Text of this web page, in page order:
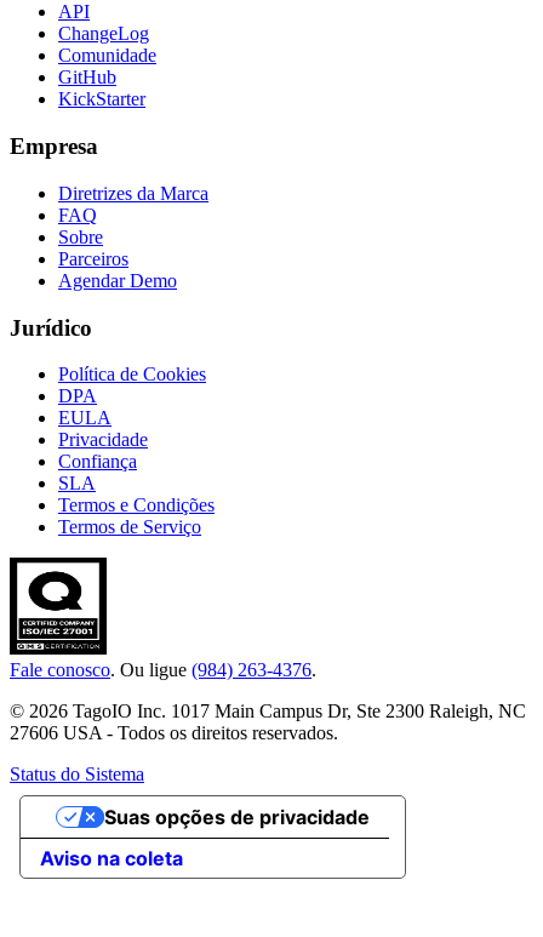
API
ChangeLog
Comunidade
GitHub
KickStarter
Empresa
Diretrizes da Marca
FAQ
Sobre
Parceiros
Agendar Demo
Jurídico
Política de Cookies
DPA
EULA
Privacidade
Confiança
SLA
Termos e Condições
Termos de Serviço
Fale conosco. Ou ligue (984) 263-4376.
© 2026 TagoIO Inc. 1017 Main Campus Dr, Ste 2300 Raleigh, NC
27606 USA - Todos os direitos reservados.
Status do Sistema
Aviso na coleta
Suas opções de privacidade